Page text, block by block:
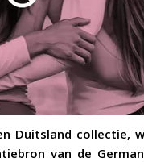
Duitsland collectie,
van de